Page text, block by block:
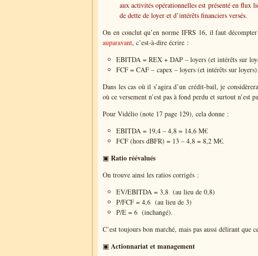
aux activités opérationnelles est présenté en flux
de dette de loyer et d’intérêts financiers versés.
On en conclut qu’en norme IFRS 16, il faut
auparavant, c’est-à-dire écrire :
EBITDA = REX + DAP – loyers (et intérêts sur
FCF = CAF – capex – loyers (et intérêts sur loyers).
Dans les cas où il s’agira d’un crédit-bail, je
où ce versement n’est pas à fond perdu et surtout n’est
Pour Vidélio (note 17 page 129), cela donne :
EBITDA = 19,4 – 4,8 = 14,6 M€
FCF (hors dBFR) = 13 – 4,8 = 8,2 M€.
▣ Ratio réévalués
On trouve ainsi les ratios corrigés :
EV/EBITDA = 3,8 (au lieu de 0,8)
P/FCF = 4,6 (au lieu de 3)
P/E = 6 (inchangé).
C’est toujours bon marché, mais pas aussi délirant que
▣ Actionnariat et management